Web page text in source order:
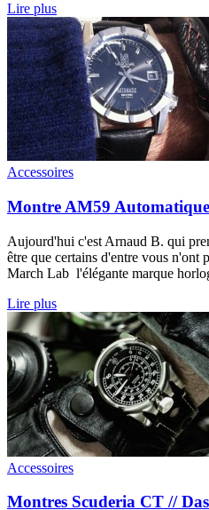
Lire plus
Accessoires
Montre AM59
Aujourd'hui c'est Arnaud B. qui
être que certains d'entre vous n'ont
March Lab l'élégante marque
Lire plus
Accessoires
Montres Scuderia CT //